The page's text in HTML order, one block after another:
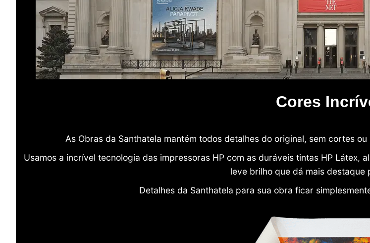
Cores
As Obras da Santhatela mantém todos detalhes do original, sem cortes
Usamos a incrível tecnologia das impressoras HP com as duráveis tintas HP Látex,
leve brilho que dá mais destaque
Detalhes da Santhatela para sua obra ficar